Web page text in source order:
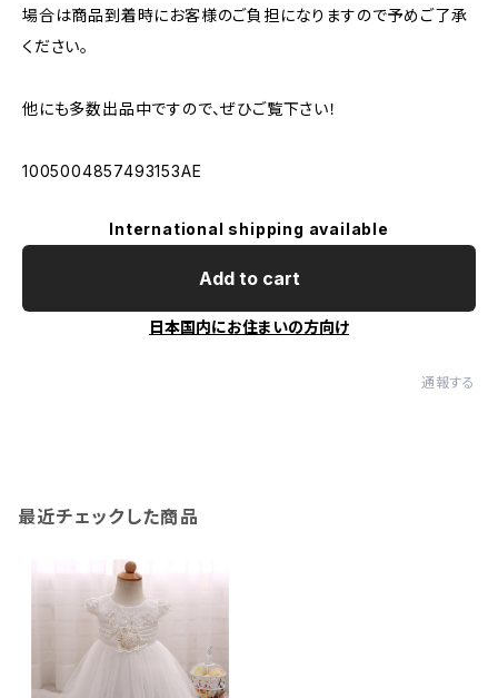
場合は商品到着時にお客様のご負担になりますので予めご了承
ください。
他にも多数出品中ですので、ぜひご覧下さい！
1005004857493153AE
International shipping available
Add to cart
日本国内にお住まいの方向け
通報する
最近チェックした商品